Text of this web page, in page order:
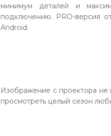
минимум деталей и
подключению. PRO-версия
Android.
Изображение с проектора не
просмотреть целый сезон